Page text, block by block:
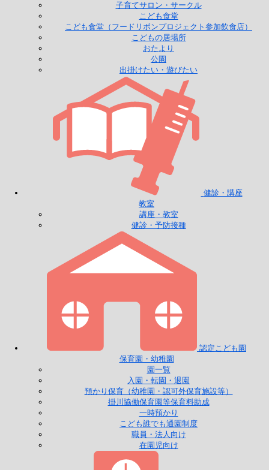
子育てサロン・サークル
こども食堂
こども食堂（フードリボンプロジェクト参加飲食店）
こどもの居場所
おたより
公園
出掛けたい・遊びたい
健診・講座
教室
講座・教室
健診・予防接種
認定こども園
保育園・幼稚園
園一覧
入園・転園・退園
預かり保育（幼稚園・認可外保育施設等）
掛川協働保育園等保育料助成
一時預かり
こども誰でも通園制度
職員・法人向け
在園児向け